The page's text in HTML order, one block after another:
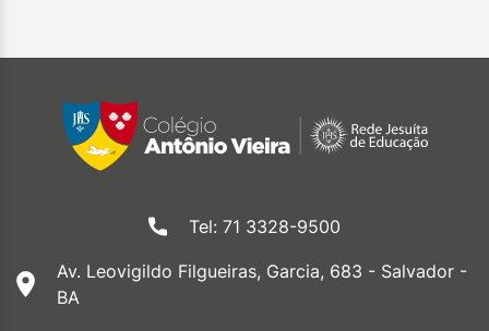
Tel: 71 3328-9500
Av. Leovigildo Filgueiras, Garcia, 683 - Salvador -
BA